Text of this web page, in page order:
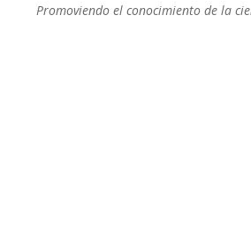
Promoviendo el conocimiento de la